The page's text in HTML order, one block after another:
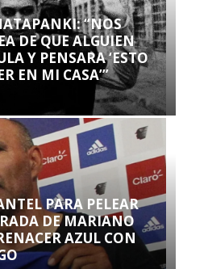
“NOS
DE QUE ALGUIEN
Y PENSARA ‘ESTO
EN MI CASA’”
PARA PELEAR
DE MARIANO
AZUL CON